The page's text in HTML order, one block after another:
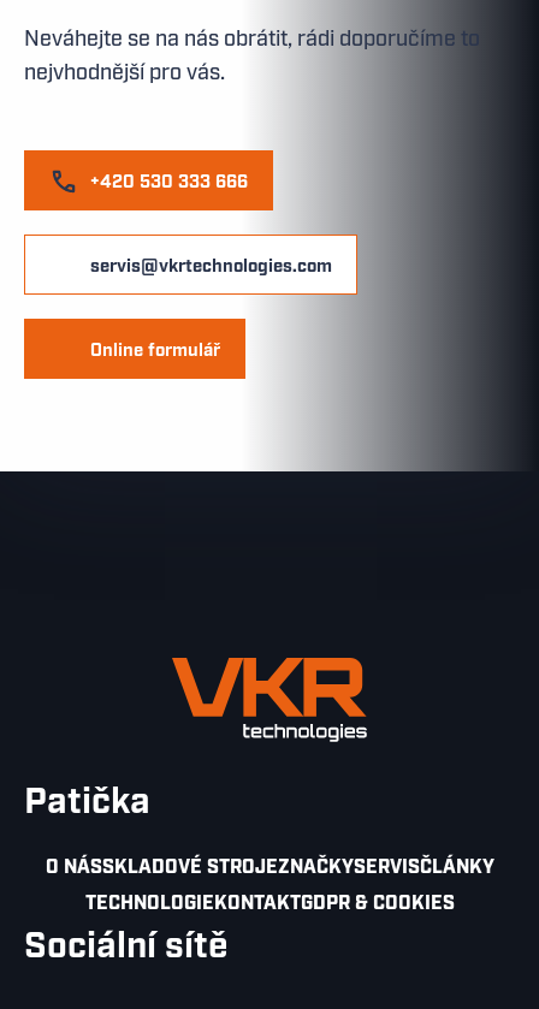
Neváhejte se na nás obrátit, rádi doporučíme to
nejvhodnější pro vás.
+420 530 333 666
servis@vkrtechnologies.com
Online formulář
Patička
O NÁSSKLADOVÉ STROJEZNAČKYSERVISČLÁNKY
TECHNOLOGIEKONTAKTGDPR & COOKIES
Sociální sítě